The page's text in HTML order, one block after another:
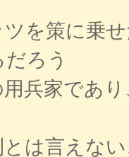
ツを策に乗
ろう
兵家であり
は言えな